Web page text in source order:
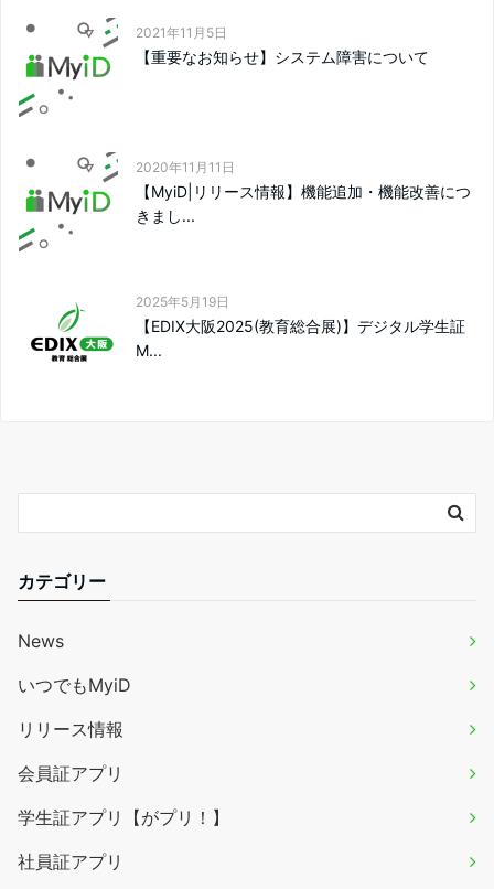
2021年11月5日
【重要なお知らせ】システム障害について
2020年11月11日
【MyiD|リリース情報】機能追加・機能改善につ
きまし...
2025年5月19日
【EDIX大阪2025(教育総合展)】デジタル学生証
M...
カテゴリー
News
いつでもMyiD
リリース情報
会員証アプリ
学生証アプリ【がプリ！】
社員証アプリ